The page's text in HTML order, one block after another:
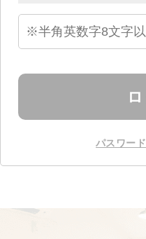
パスワー